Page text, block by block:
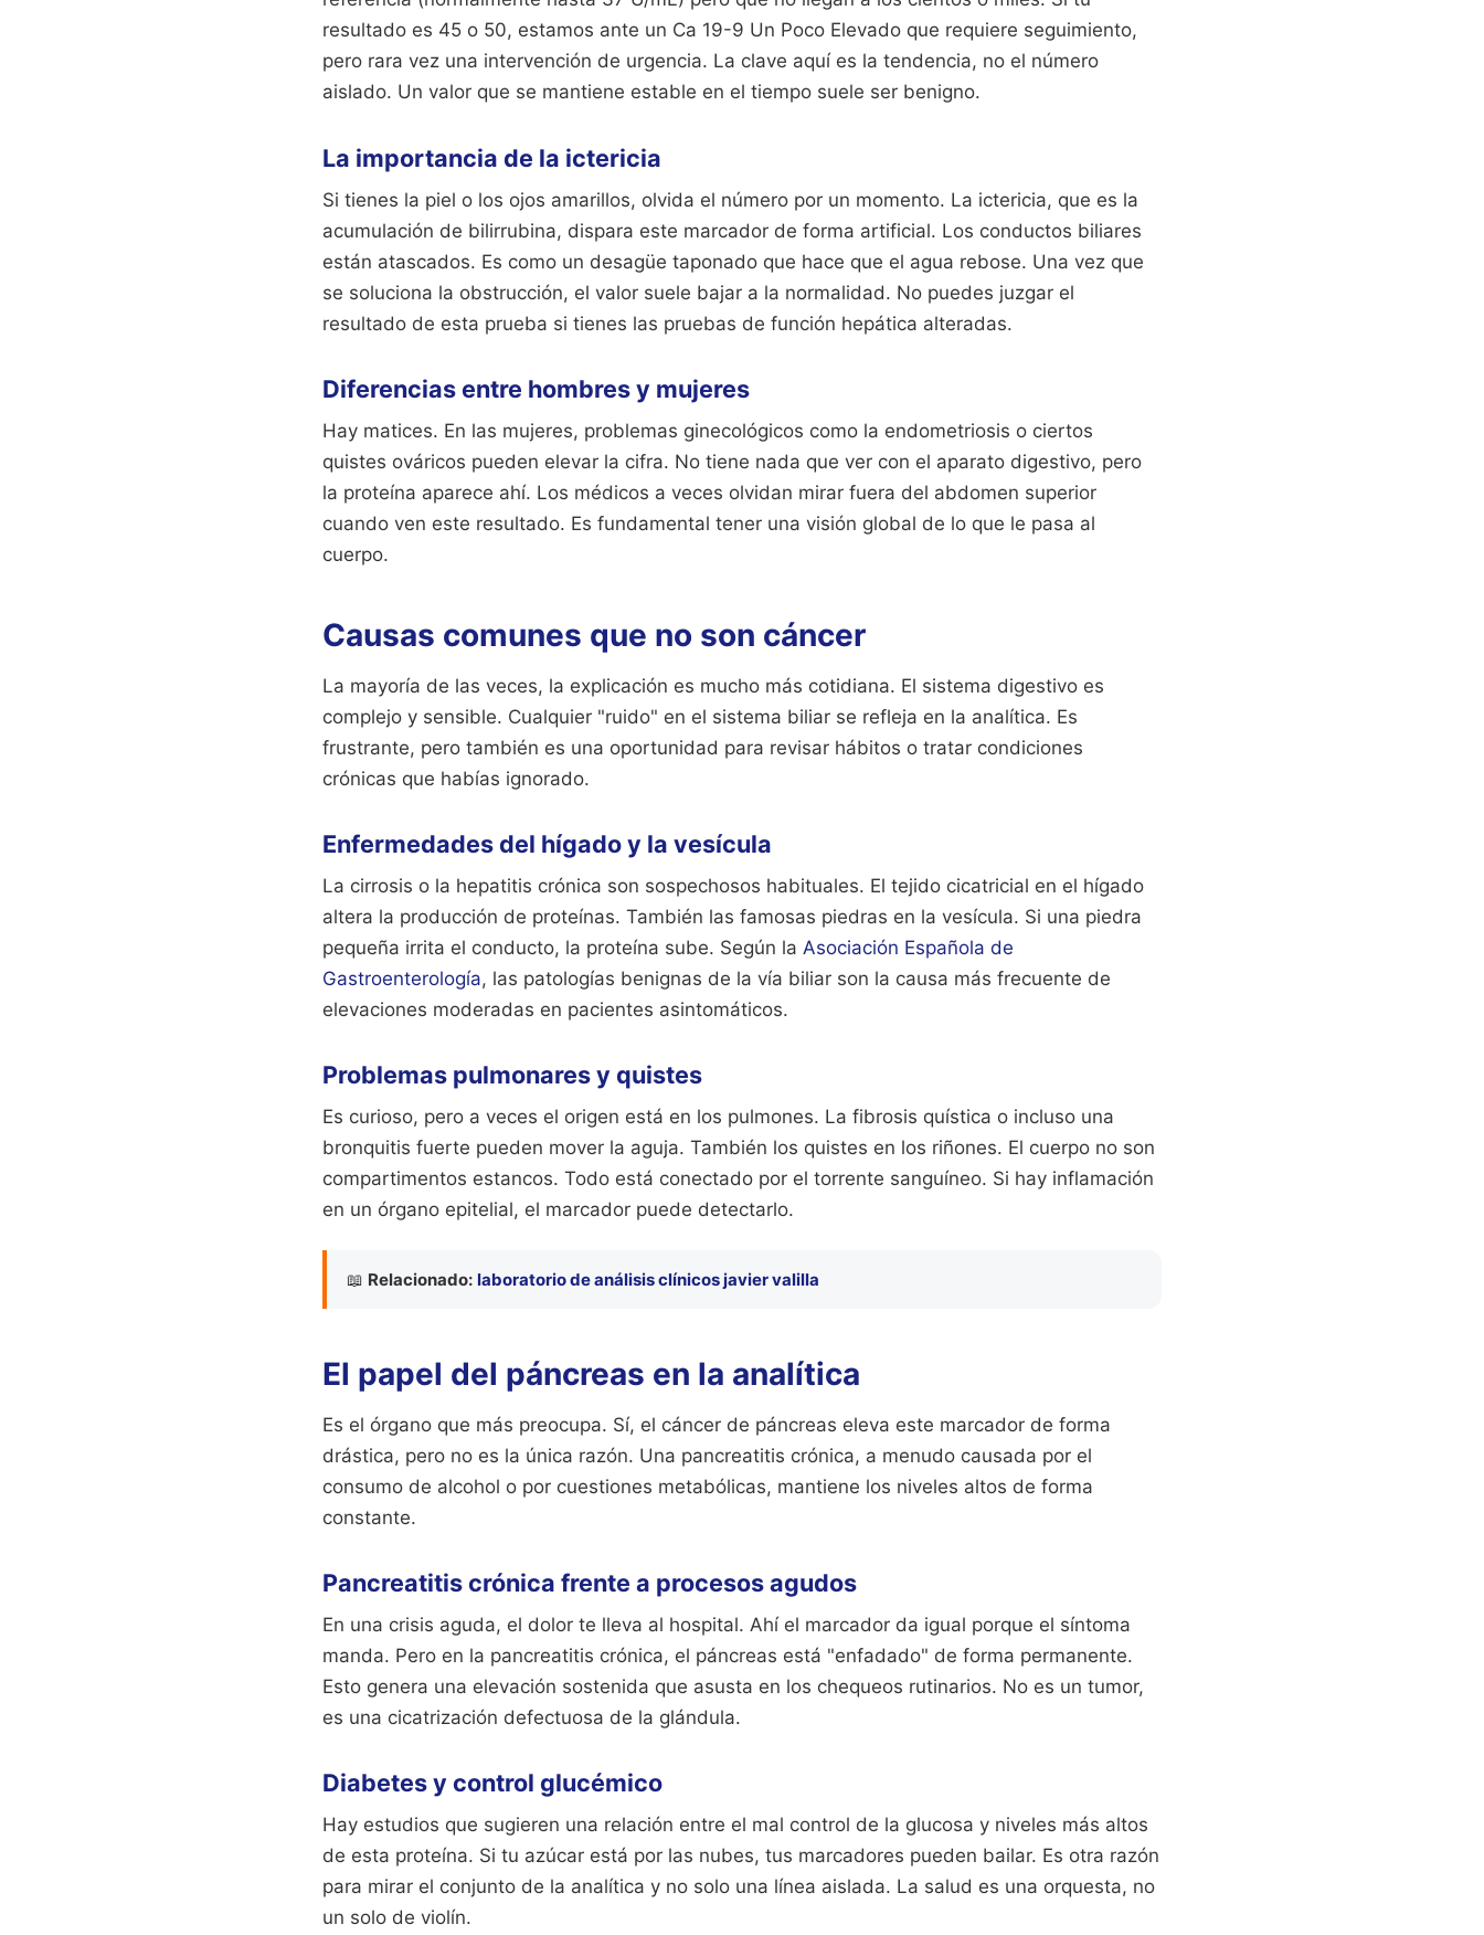
resultado es 45 o 50, estamos ante un Ca 19-9 Un Poco Elevado que requiere seguimiento,
pero rara vez una intervención de urgencia. La clave aquí es la tendencia, no el número
aislado. Un valor que se mantiene estable en el tiempo suele ser benigno.
La importancia de la ictericia
Si tienes la piel o los ojos amarillos, olvida el número por un momento. La ictericia, que es la
acumulación de bilirrubina, dispara este marcador de forma artificial. Los conductos biliares
están atascados. Es como un desagüe taponado que hace que el agua rebose. Una vez que
se soluciona la obstrucción, el valor suele bajar a la normalidad. No puedes juzgar el
resultado de esta prueba si tienes las pruebas de función hepática alteradas.
Diferencias entre hombres y mujeres
Hay matices. En las mujeres, problemas ginecológicos como la endometriosis o ciertos
quistes ováricos pueden elevar la cifra. No tiene nada que ver con el aparato digestivo, pero
la proteína aparece ahí. Los médicos a veces olvidan mirar fuera del abdomen superior
cuando ven este resultado. Es fundamental tener una visión global de lo que le pasa al
cuerpo.
Causas comunes que no son cáncer
La mayoría de las veces, la explicación es mucho más cotidiana. El sistema digestivo es
complejo y sensible. Cualquier "ruido" en el sistema biliar se refleja en la analítica. Es
frustrante, pero también es una oportunidad para revisar hábitos o tratar condiciones
crónicas que habías ignorado.
Enfermedades del hígado y la vesícula
La cirrosis o la hepatitis crónica son sospechosos habituales. El tejido cicatricial en el hígado
altera la producción de proteínas. También las famosas piedras en la vesícula. Si una piedra
pequeña irrita el conducto, la proteína sube. Según la Asociación Española de
Gastroenterología, las patologías benignas de la vía biliar son la causa más frecuente de
elevaciones moderadas en pacientes asintomáticos.
Problemas pulmonares y quistes
Es curioso, pero a veces el origen está en los pulmones. La fibrosis quística o incluso una
bronquitis fuerte pueden mover la aguja. También los quistes en los riñones. El cuerpo no son
compartimentos estancos. Todo está conectado por el torrente sanguíneo. Si hay inflamación
en un órgano epitelial, el marcador puede detectarlo.
📖 Relacionado: laboratorio de análisis clínicos javier valilla
El papel del páncreas en la analítica
Es el órgano que más preocupa. Sí, el cáncer de páncreas eleva este marcador de forma
drástica, pero no es la única razón. Una pancreatitis crónica, a menudo causada por el
consumo de alcohol o por cuestiones metabólicas, mantiene los niveles altos de forma
constante.
Pancreatitis crónica frente a procesos agudos
En una crisis aguda, el dolor te lleva al hospital. Ahí el marcador da igual porque el síntoma
manda. Pero en la pancreatitis crónica, el páncreas está "enfadado" de forma permanente.
Esto genera una elevación sostenida que asusta en los chequeos rutinarios. No es un tumor,
es una cicatrización defectuosa de la glándula.
Diabetes y control glucémico
Hay estudios que sugieren una relación entre el mal control de la glucosa y niveles más altos
de esta proteína. Si tu azúcar está por las nubes, tus marcadores pueden bailar. Es otra razón
para mirar el conjunto de la analítica y no solo una línea aislada. La salud es una orquesta, no
un solo de violín.